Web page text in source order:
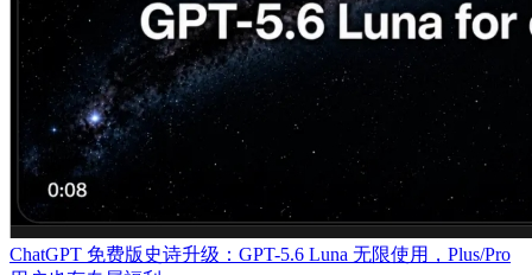
ChatGPT 免费版史诗升级：GPT-5.6 Luna 无限使用，Plus/Pro